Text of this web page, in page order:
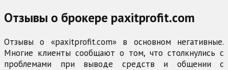
Отзывы о брокере paxitprofit.com
Отзывы о «paxitprofit.com» в основном негативные.
Многие клиенты сообщают о том, что столкнулись с
проблемами при выводе средств и общении с